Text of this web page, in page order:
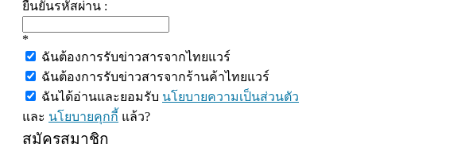
ยืนยันรหัสผ่าน :
*
ฉันต้องการรับข่าวสารจากไทยแวร์
ฉันต้องการรับข่าวสารจากร้านค้าไทยแวร์
ฉันได้อ่านและยอมรับ นโยบายความเป็นส่วนตัว
และ นโยบายคุกกี้ แล้ว?
สมัครสมาชิก